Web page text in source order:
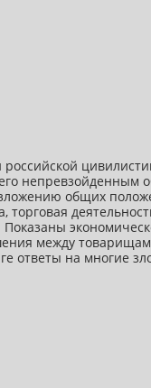
общих
торговая
между
ответы на многие